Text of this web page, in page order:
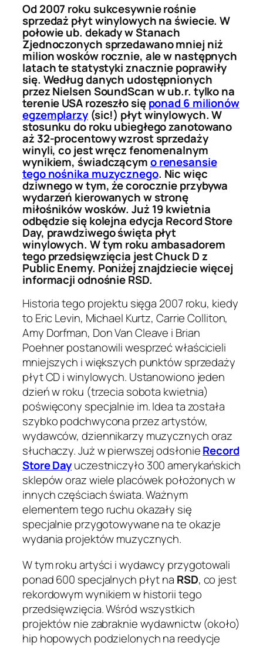
Od 2007 roku sukcesywnie rośnie
sprzedaż płyt winylowych na świecie. W
połowie ub. dekady w Stanach
Zjednoczonych sprzedawano mniej niż
milion wosków rocznie, ale w następnych
latach te statystyki znacznie poprawiły
się. Według danych udostępnionych
przez Nielsen SoundScan w ub.r. tylko na
terenie USA rozeszło sięponad 6 milionów
egzemplarzy(sic!) płyt winylowych. W
stosunku do roku ubiegłego zanotowano
aż 32-procentowy wzrost sprzedaży
winyli, co jest wręcz fenomenalnym
wynikiem, świadczącymo renesansie
tego nośnika muzycznego. Nic więc
dziwnego w tym, że corocznie przybywa
wydarzeń kierowanych w stronę
miłośników wosków. Już 19 kwietnia
odbędzie się kolejna edycja Record Store
Day, prawdziwego święta płyt
winylowych. W tym roku ambasadorem
tego przedsięwzięcia jest Chuck D z
Public Enemy. Poniżej znajdziecie więcej
informacji odnośnie RSD.
Historia tego projektu sięga 2007 roku, kiedy
to Eric Levin, Michael Kurtz, Carrie Colliton,
Amy Dorfman, Don Van Cleave i Brian
Poehner postanowili wesprzeć właścicieli
mniejszych i większych punktów sprzedaży
płyt CD i winylowych. Ustanowiono jeden
dzień w roku (trzecia sobota kwietnia)
poświęcony specjalnie im. Idea ta została
szybko podchwycona przez artystów,
wydawców, dziennikarzy muzycznych oraz
słuchaczy. Już w pierwszej odsłonieRecord
Store Dayuczestniczyło 300 amerykańskich
sklepów oraz wiele placówek położonych w
innych częściach świata. Ważnym
elementem tego ruchu okazały się
specjalnie przygotowywane na te okazje
wydania projektów muzycznych.
W tym roku artyści i wydawcy przygotowali
ponad 600 specjalnych płyt na RSD, co jest
rekordowym wynikiem w historii tego
przedsięwzięcia. Wśród wszystkich
projektów nie zabraknie wydawnictw (około)
hip hopowych podzielonych na reedycje